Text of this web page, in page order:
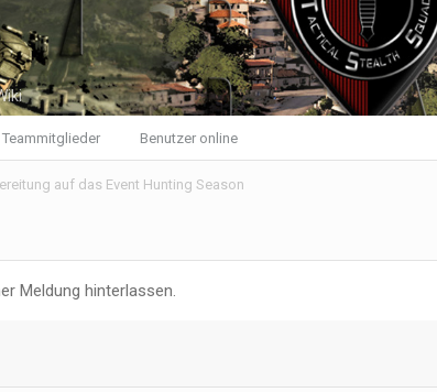
Teammitglieder Benutzer online
auf das Event Hunting Season
Meldung hinterlassen.